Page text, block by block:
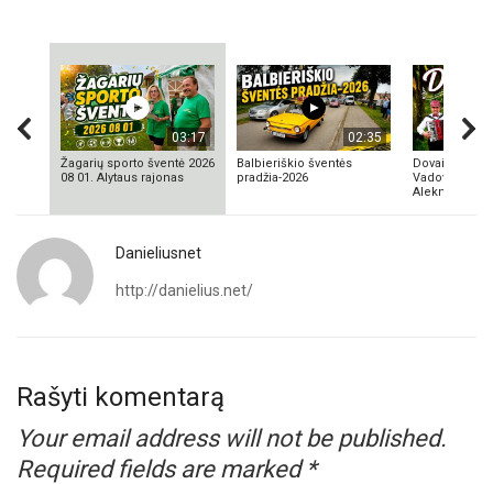
03:17
Žagarių sporto šventė 2026
08 01. Alytaus rajonas
02:35
Balbieriškio šventės
pradžia-2026
Dovainonių
Vadovas
Aleknavičius
Danieliusnet
http://danielius.net/
Rašyti komentarą
Your email address will not be published.
Required fields are marked *